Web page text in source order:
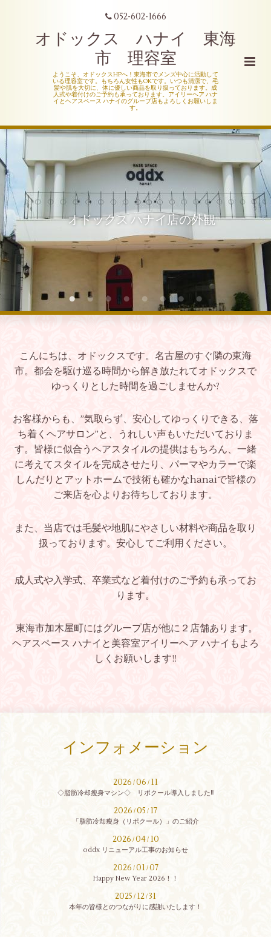
052-602-1666
オドックス ハナイ 東海
市 理容室
ようこそ、オドックスHPへ！東海市でメンズ中心に活動して
いる理容室です。もちろん女性もOKです。いつも清潔で、毛
髪や肌を大切に、体に優しい商品を取り扱っております。成
人式や着付けのご予約も承っております。アイリーヘア ハナ
イとヘアスペース ハナイのグループ店もよろしくお願いしま
す。
オドックス ハナイ店の外観
こんにちは、オドックスです。名古屋のすぐ隣の東海
市。都会を駆け巡る時間から解き放たれてオドックスで
ゆっくりとした時間を過ごしませんか?
お客様からも、”気取らず、安心してゆっくりできる、落
ち着くヘアサロン”と、うれしい声もいただいておりま
す。皆様に似合うヘアスタイルの提供はもちろん、一緒
に考えてスタイルを完成させたり、パーマやカラーで楽
しんだりとアットホームで技術も確かなhanaiで皆様の
ご来店を心よりお待ちしております。
また、当店では毛髪や地肌にやさしい材料や商品を取り
扱っております。安心してご利用ください。
成人式や入学式、卒業式など着付けのご予約も承ってお
ります。
東海市加木屋町にはグループ店が他に２店舗あります。
ヘアスペース ハナイと美容室アイリーヘア ハナイもよろ
しくお願いします!!
インフォメーション
2026 /06 / 11
◇脂肪冷却瘦身マシン◇ リポクール導入しました‼
2026 /05 / 17
「脂肪冷却瘦身（リポクール）」のご紹介
2026 /04/ 10
oddx リニューアル工事のお知らせ
2026 /01 /07
Happy New Year 2026！！
2025 / 12/31
本年の皆様とのつながりに感謝いたします！